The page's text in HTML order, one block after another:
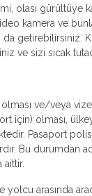
olası gürültüye
kamera ve
da getirebilirsiniz.
ve sizi sıcak
ve/veya vize
için) olması,
Pasaport
Bu durumdan
aittir.
yolcu arasında